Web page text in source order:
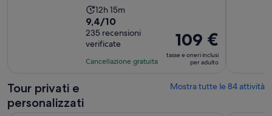
L’attività
dura
12
ore
e
12h 15m
Valutazione
di
9.4
su
9,4/10
235 recensioni
verificate
Cancellazione gratuita
Il
prezzo
è
per
109 €
tasse e oneri inclusi
per adulto
Tour privati e
personalizzati
Mostra tutte le 84 attività